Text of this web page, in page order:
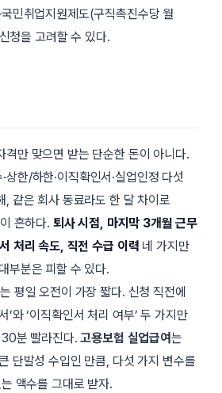
·국민취업지원제도(구직촉진수당 월
청을 고려할 수 있다.
격만 맞으면 받는 단순한 돈이 아니다.
상한/하한·이직확인서·실업인정 다섯
, 같은 회사 동료라도 한 달 차이로
흔하다. 퇴사 시점, 마지막 3개월 근무
처리 속도, 직전 수급 이력 네 가지만
부분은 피할 수 있다.
평일 오전이 가장 짧다. 신청 직전에
’와 ‘이직확인서 처리 여부’ 두 가지만
30분 빨라진다.고용보험 실업급여는
단발성 수입인 만큼, 다섯 가지 변수를
액수를 그대로 받자.